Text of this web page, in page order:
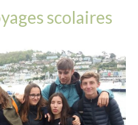
scolaires